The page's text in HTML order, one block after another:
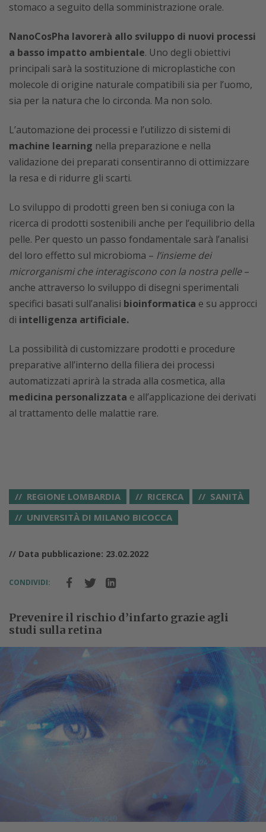
stomaco a seguito della somministrazione orale.
NanoCosPha lavorerà allo sviluppo di nuovi processi
a basso impatto ambientale. Uno degli obiettivi
principali sarà la sostituzione di microplastiche con
molecole di origine naturale compatibili sia per l’uomo,
sia per la natura che lo circonda. Ma non solo.
L’automazione dei processi e l’utilizzo di sistemi di
machine learning nella preparazione e nella
validazione dei preparati consentiranno di ottimizzare
la resa e di ridurre gli scarti.
Lo sviluppo di prodotti green ben si coniuga con la
ricerca di prodotti sostenibili anche per l’equilibrio della
pelle. Per questo un passo fondamentale sarà l’analisi
del loro effetto sul microbioma – l’insieme dei
microrganismi che interagiscono con la nostra pelle–
anche attraverso lo sviluppo di disegni sperimentali
specifici basati sull’analisi bioinformatica e su approcci
di intelligenza artificiale.
La possibilità di customizzare prodotti e procedure
preparative all’interno della filiera dei processi
automatizzati aprirà la strada alla cosmetica, alla
medicina personalizzata e all’applicazione dei derivati
al trattamento delle malattie rare.
REGIONE LOMBARDIA RICERCA
SANITÀ
UNIVERSITÀ DI MILANO BICOCCA
// Data pubblicazione: 23.02.2022
CONDIVIDI:
Prevenire il rischio d’infarto grazie agli
studi sulla retina